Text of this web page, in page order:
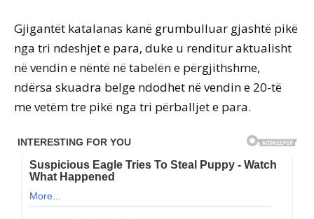
Gjigantët katalanas kanë grumbulluar gjashtë pikë
nga tri ndeshjet e para, duke u renditur aktualisht
në vendin e nëntë në tabelën e përgjithshme,
ndërsa skuadra belge ndodhet në vendin e 20-të
me vetëm tre pikë nga tri përballjet e para.